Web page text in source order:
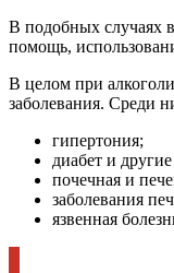
В подобных случаях
помощь,
В целом при
заболевания. Среди
гипертония;
диабет и
почечная и
заболевания
язвенная